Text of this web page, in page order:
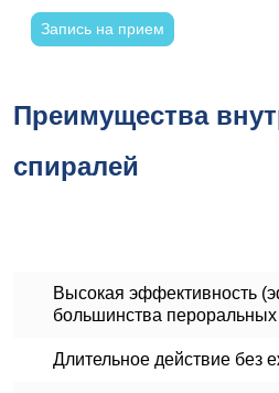
Запись на прием
Преимущества
спиралей
Высокая эффективность
большинства пероральных
Длительное действие без